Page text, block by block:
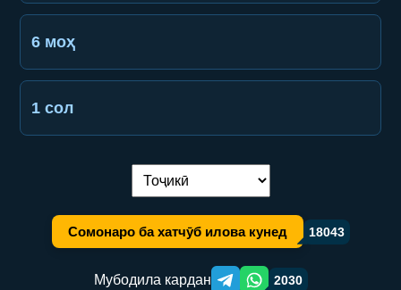
6 моҳ
1 сол
Иваз кардани забон:
Сомонаро ба хатчӯб илова кунед 18043
Мубодила кардан Telegram orqali ulashish
WhatsApp orqali ulashish
2030